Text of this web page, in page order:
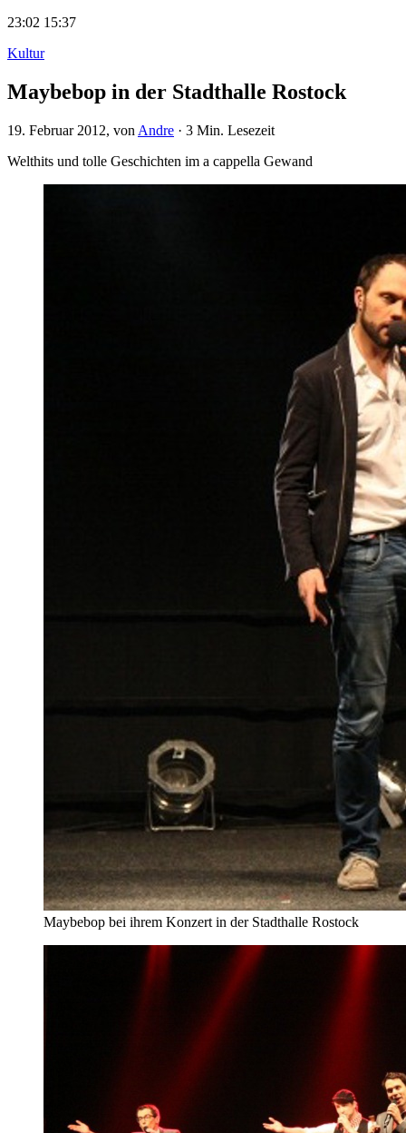
23:02 15:37
Kultur
Maybebop in der Stadthalle Rostock
19. Februar 2012, von Andre · 3 Min. Lesezeit
Welthits und tolle Geschichten im a cappella Gewand
Maybebop bei ihrem Konzert in der Stadthalle Rostock